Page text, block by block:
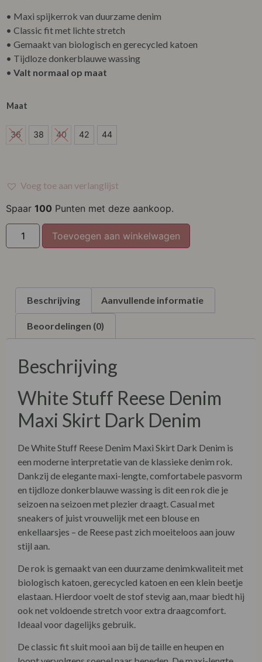
• Maxi spijkerrok van duurzame denim
• Classic fit met lichte stretch
• Gemaakt van biologisch en gerecycled katoen
• Tijdloze donkerblauwe wassing
• Valt normaal op maat
Maat
36
44
36 38 40 42 44
Voeg toe aan verlanglijst
Spaar 100 Punten met deze aankoop.
Toevoegen aan winkelwagen
Beschrijving Aanvullende informatie
Beoordelingen (0)
Beschrijving
White Stuff Reese Denim
Maxi Skirt Dark Denim
De White Stuff Reese Denim Maxi Skirt Dark Denim is
een moderne interpretatie van de klassieke denim rok.
Dankzij de elegante maxi-lengte, comfortabele pasvorm
en tijdloze donkerblauwe wassing is dit een rok die je
seizoen na seizoen met plezier draagt. Casual met
sneakers of juist vrouwelijk met een blouse en
enkellaarsjes – de Reese past zich moeiteloos aan jouw
stijl aan.
De rok is gemaakt van een duurzame denimkwaliteit met
biologisch katoen, gerecycled katoen en een klein beetje
elastaan. Hierdoor voelt de stof stevig aan, maar biedt hij
ook net voldoende stretch voor extra draagcomfort.
Ideaal voor dagelijks gebruik.
De classic fit sluit mooi aan bij de taille en heupen en